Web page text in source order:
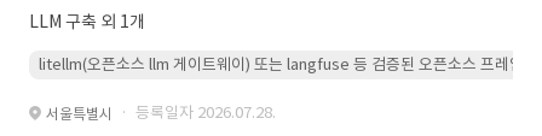
LLM 구축 외 1개
litellm(오픈소스 llm 게이트웨이) 또는 langfuse 등 검증된 오픈소스 프레임워
서울특별시 · 등록일자 2026.07.28.